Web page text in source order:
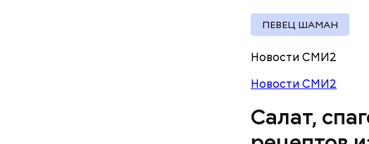
ПЕВЕЦ ШАМАН
Новости СМИ2
Новости СМИ2
Салат,